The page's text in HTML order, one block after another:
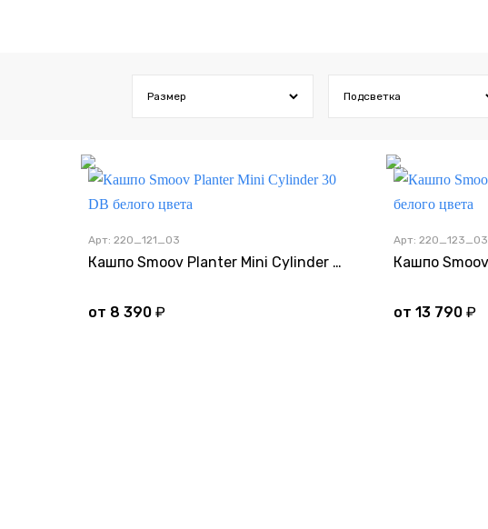
Размер Подсветка
Арт: 220_121_03
Кашпо Smoov Planter Mini Cylinder 30 DB белого цвета
от 8 390 ₽
Арт: 220_123_03
от 13 790 ₽